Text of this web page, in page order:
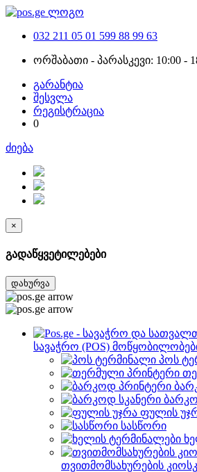
032 211 05 01 599 88 99 63
ორშაბათი - პარასკევი: 10:00 -
გარანტია
შესვლა
რეგისტრაცია
0
ძიება
×
გადაწყვეტილებები
დახურვა
სავაჭრო (POS)
პოს
ფულის
სასწორი
თვითმომსახურების